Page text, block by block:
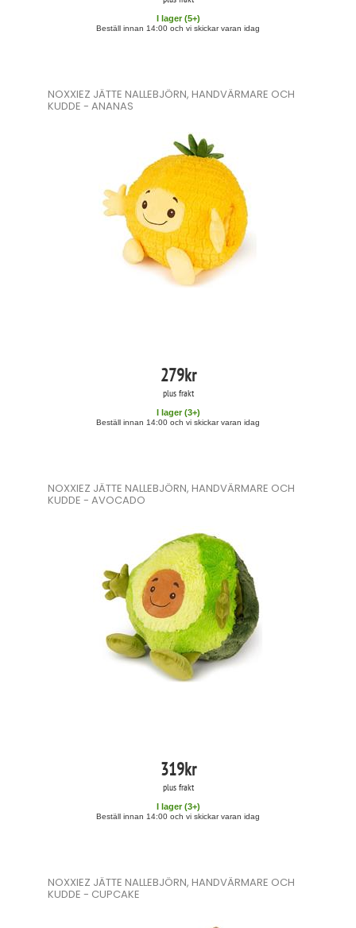
I lager (5+)
Beställ innan 14:00 och vi skickar varan idag
NOXXIEZ JÄTTE NALLEBJÖRN, HANDVÄRMARE OCH
KUDDE - ANANAS
279kr
plus frakt
I lager (3+)
Beställ innan 14:00 och vi skickar varan idag
NOXXIEZ JÄTTE NALLEBJÖRN, HANDVÄRMARE OCH
KUDDE - AVOCADO
319kr
plus frakt
I lager (3+)
Beställ innan 14:00 och vi skickar varan idag
NOXXIEZ JÄTTE NALLEBJÖRN, HANDVÄRMARE OCH
KUDDE - CUPCAKE